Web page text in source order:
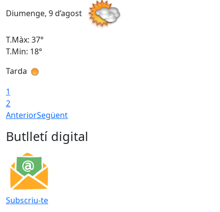
Diumenge, 9 d’agost
T.Màx: 37°
T.Min: 18°
Tarda
1
2
AnteriorSegüent
Butlletí digital
Subscriu-te